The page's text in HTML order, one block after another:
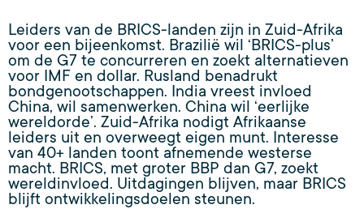
Leiders van de BRICS-landen zijn in Zuid-Afrika
voor een bijeenkomst. Brazilië wil ‘BRICS-plus’
om de G7 te concurreren en zoekt alternatieven
voor IMF en dollar. Rusland benadrukt
bondgenootschappen. India vreest invloed
China, wil samenwerken. China wil ‘eerlijke
wereldorde’. Zuid-Afrika nodigt Afrikaanse
leiders uit en overweegt eigen munt. Interesse
van 40+ landen toont afnemende westerse
macht. BRICS, met groter BBP dan G7, zoekt
wereldinvloed. Uitdagingen blijven, maar BRICS
blijft ontwikkelingsdoelen steunen.